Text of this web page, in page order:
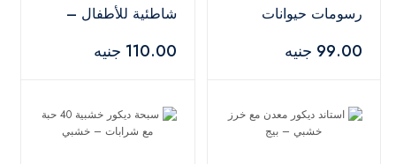
رسومات حيوانات
99.00 جنيه
شاطئية للأطفال –
110.00 جنيه